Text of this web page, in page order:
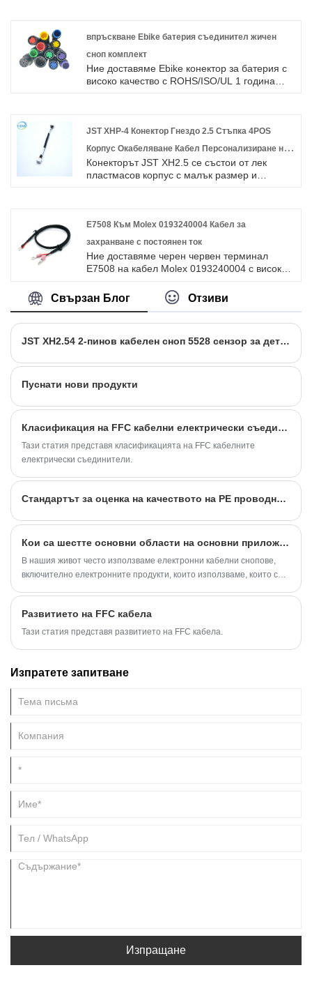
на 10 години, обхващайки по -голямата част
партньори в Китай.RJ45 CAT5, CAT6 или
CAT7 високоскоростен Ethernet LAN мрежов
впръскване Ebike батерия съединител жичен
сноп комплект
Ние доставяме Ebike конектор за батерия с
високо качество с ROHS/ISO/UL 1 година
покривайки по-голямата част от пазара в
Азия, Европа и Америка. Очакваме да
станем ваш дългосрочен партньор в Китай.
JST XHP-4 Конектор Гнездо 2.5 Стъпка 4POS
Корпус Окабеляване Кабел Персонализиране на
кабел
Конекторът JST XH2.5 се състои от лек
пластмасов корпус с малък размер и
E7508 Към Molex 0193240004 Кабел за
захранване с постоянен ток
Ние доставяме черен червен терминал
E7508 на кабел Molex 0193240004 с високо
посветихме се на производството на
кабелни снопове и конектори в продължение
Очакваме да станем ваши дългосрочни
Свързан Блог Отзиви
JST XH2.54 2-пинов кабелен сноп 5528 сензор за детектор на фоторезисторни елементи
Пуснати нови продукти
Класификация на FFC кабелни електрически съединители
Тази статия представя класификацията на FFC кабелните
електрически съединители.
Стандартът за оценка на качеството на PE проводника на електронния кабелен сноп е обяснен подробно
Кои са шестте основни области на основни приложения на кабелните снопове
В нашия живот често използваме електронни кабелни снопове,
включително електронните продукти, които използваме, които са
Развитието на FFC кабела
Тази статия представя развитието на FFC кабела.
Изпратете запитване
Изпращане